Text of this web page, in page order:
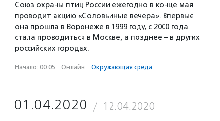
Союз охраны птиц России ежегодно в конце мая
проводит акцию «Соловьиные вечера». Впервые
она прошла в Воронеже в 1999 году, с 2000 года
стала проводиться в Москве, а позднее – в других
российских городах.
Начало: 00:05 · Онлайн · Окружающая среда
01.04.2020 12.04.2020